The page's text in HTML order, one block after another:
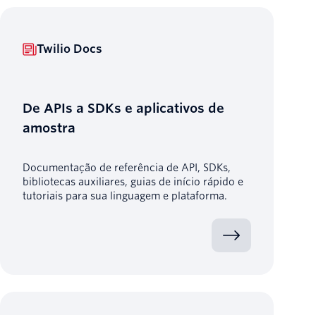
Twilio Docs
De APIs a SDKs e aplicativos de
amostra
Documentação de referência de API, SDKs,
bibliotecas auxiliares, guias de início rápido e
tutoriais para sua linguagem e plataforma.